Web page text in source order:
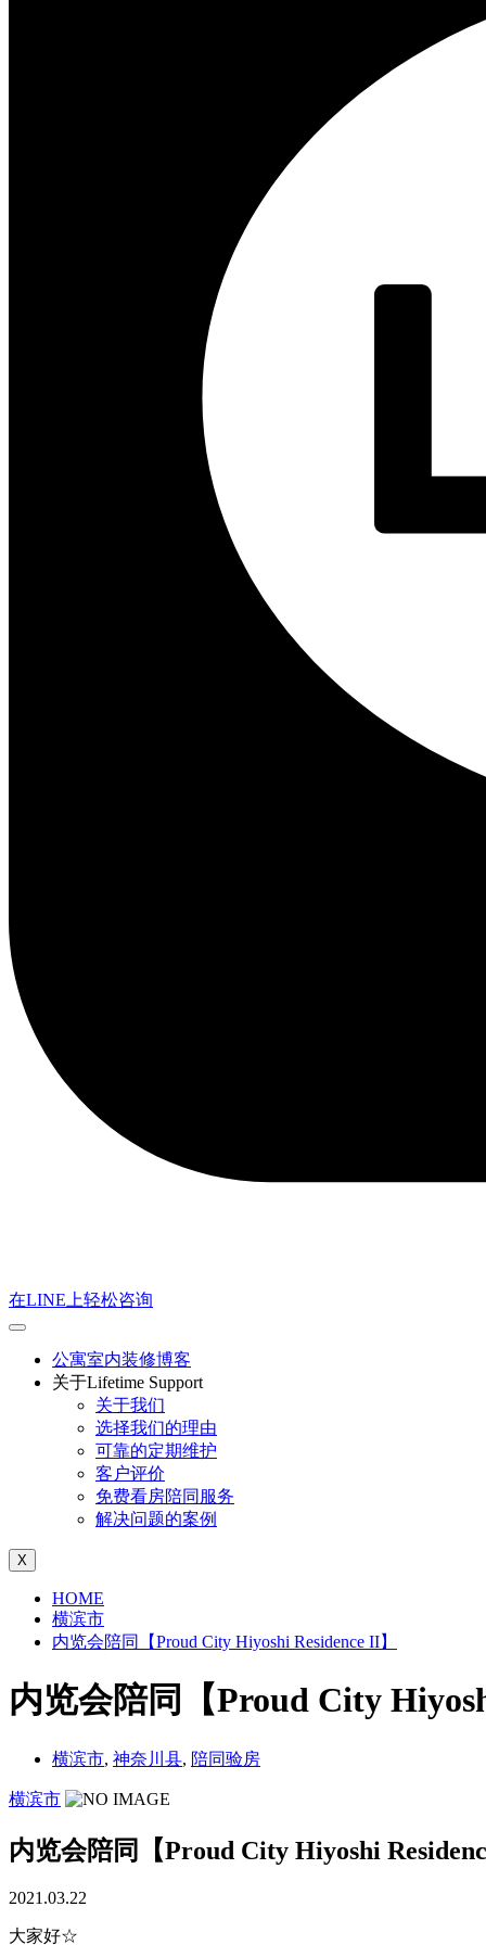
在LINE上轻松咨询
公寓室内装修博客
关于Lifetime Support
关于我们
选择我们的理由
可靠的定期维护
客户评价
免费看房陪同服务
解决问题的案例
X
HOME
横滨市
内览会陪同【Proud City Hiyoshi Residence II】
内览会陪同【Proud City
横滨市, 神奈川县, 陪同验房
横滨市
内览会陪同【Proud City Hiyoshi
2021.03.22
大家好☆